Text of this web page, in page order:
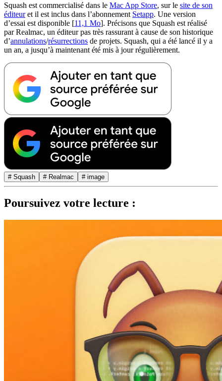
Squash est commercialisé dans le Mac App Store, sur le site de son
éditeuret il est inclus dans l’abonnement Setapp. Une version
d’essai est disponible [11,1 Mo]. Précisons que Squash est réalisé
par Realmac, un éditeur pas très rassurant à cause de son historique
d’annulations/résurrections de projets. Squash, qui a été lancé il y a
un an, a jusqu’à maintenant été mis à jour régulièrement.
# Squash # Realmac # image
Poursuivez votre lecture :